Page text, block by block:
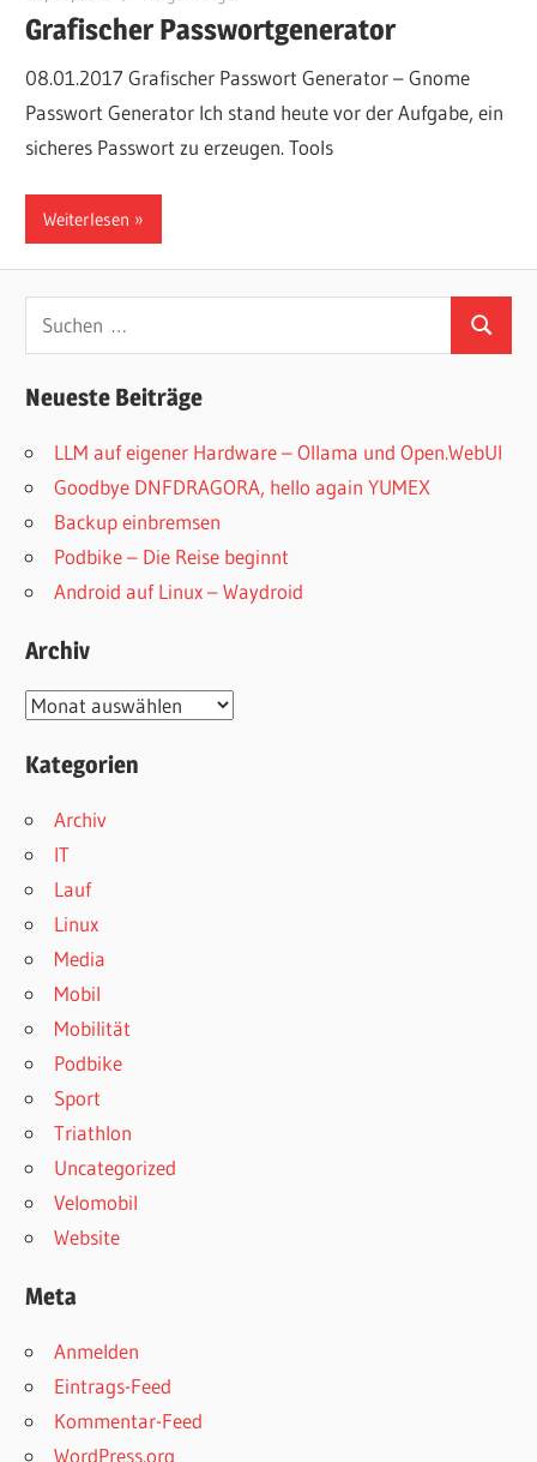
Grafischer Passwortgenerator
08.01.2017 Grafischer Passwort Generator – Gnome
Passwort Generator Ich stand heute vor der Aufgabe, ein
sicheres Passwort zu erzeugen. Tools
Weiterlesen
Suchen
nach:
Suchen
Neueste Beiträge
LLM auf eigener Hardware – Ollama und Open.WebUI
Goodbye DNFDRAGORA, hello again YUMEX
Backup einbremsen
Podbike – Die Reise beginnt
Android auf Linux – Waydroid
Archiv
Archiv
Kategorien
Archiv
IT
Lauf
Linux
Media
Mobil
Mobilität
Podbike
Sport
Triathlon
Uncategorized
Velomobil
Website
Meta
Anmelden
Eintrags-Feed
Kommentar-Feed
WordPress.org